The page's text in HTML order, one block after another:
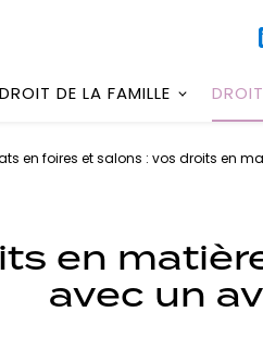
DROIT DE LA FAMILLE
en foires et salons : vos droits en
en
avec un